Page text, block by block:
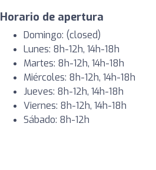
Horario de apertura
Domingo: (closed)
Lunes: 8h-12h, 14h-18h
Martes: 8h-12h, 14h-18h
Miércoles: 8h-12h, 14h-18h
Jueves: 8h-12h, 14h-18h
Viernes: 8h-12h, 14h-18h
Sábado: 8h-12h